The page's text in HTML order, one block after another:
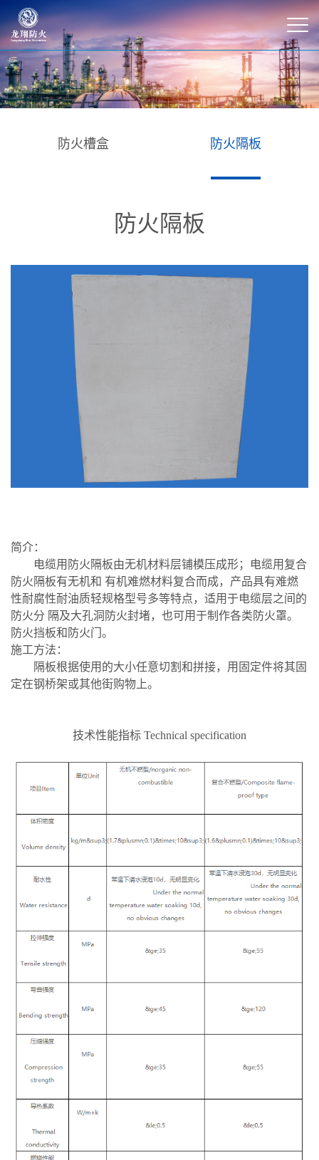
防火槽盒 防火隔板
防火隔板
简介：
电缆用防火隔板由无机材料层铺模压成形；电缆用复合
防火隔板有无机和 有机难燃材料复合而成，产品具有难燃
性耐腐性耐油质轻规格型号多等特点，适用于电缆层之间的
防火分 隔及大孔洞防火封堵，也可用于制作各类防火罩。
防火挡板和防火门。
施工方法：
隔板根据使用的大小任意切割和拼接，用固定件将其固
定在钢桥架或其他街购物上。
技术性能指标 Technical specification